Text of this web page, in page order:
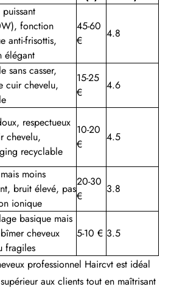
fonction
anti-frisottis,
élégant
45-60
€
4.8
sans casser,
cuir chevelu,
15-25
€
4.6
respectueux
chevelu,
recyclable
10-20
€
4.5
moins
bruit élevé, pas
ionique
20-30
€
3.8
basique mais
cheveux
fragiles
5-10 € 3.5
professionnel Haircvt est idéal
aux clients tout en maîtrisant